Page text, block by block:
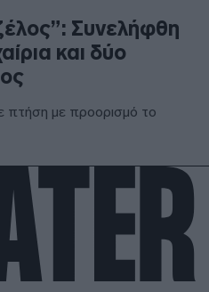
Συνελήφθη
και δύο
πτήση με προορισμό το